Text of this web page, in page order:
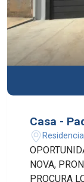
Casa -
NOVA,
PROCURA